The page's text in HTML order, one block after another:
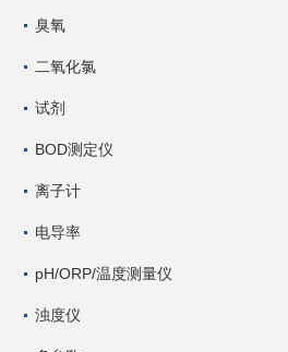
臭氧
二氧化氯
试剂
BOD测定仪
离子计
电导率
pH/ORP/温度测量仪
浊度仪